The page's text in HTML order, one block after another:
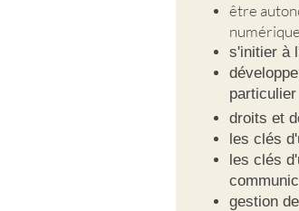
être
numérique
s'initier à
particulier
droits et
les clés
les clés
gestion